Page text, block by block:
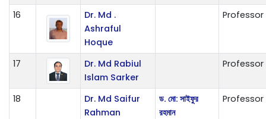
16
Dr. Md .
Ashraful
Hoque
Professor
17
Dr. Md Rabiul
Islam Sarker
Professor
18
Dr. Md Saifur
Rahman
ড. মো: সাইফুর
রহমান
Professor